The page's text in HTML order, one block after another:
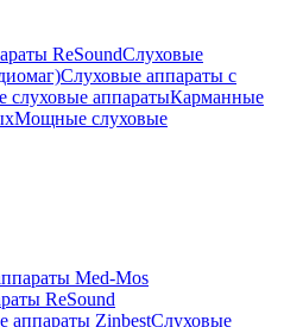
ReSoundСлуховые
Слуховые аппараты с
слуховые аппаратыКарманные
Мощные слуховые
Med-Mos
ReSound
Слуховые